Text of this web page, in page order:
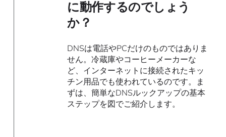
に動作するのでしょう
か？
DNSは電話やPCだけのものではありま
せん。冷蔵庫やコーヒーメーカーな
ど、インターネットに接続されたキッ
チン用品でも使われているのです。ま
ずは、簡単なDNSルックアップの基本
ステップを図でご紹介します。